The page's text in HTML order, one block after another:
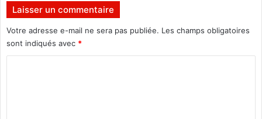
o
r
e
s
y
e
z
p
Laisser un commentaire
Votre adresse e-mail ne sera pas publiée. Les champs obligatoires
sont indiqués avec *